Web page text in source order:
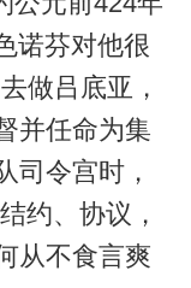
诺芬对他很
做吕底亚，
并任命为集
司令宫时，
约、协议，
从不食言爽